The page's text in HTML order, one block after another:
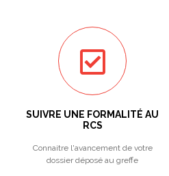
SUIVRE UNE FORMALITÉ AU
RCS
Connaitre l'avancement de votre
dossier déposé au greffe